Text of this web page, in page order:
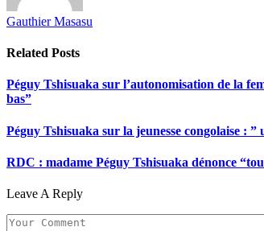
Gauthier Masasu
Related Posts
Péguy Tshisuaka sur l’autonomisation de la
bas”
Péguy Tshisuaka sur la jeunesse congolaise :
RDC : madame Péguy Tshisuaka dénonce
Leave A Reply